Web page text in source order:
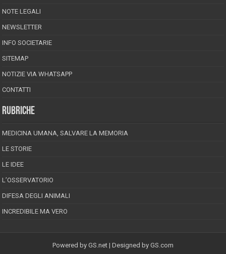
NOTE LEGALI
NEWSLETTER
INFO SOCIETARIE
SITEMAP
NOTIZIE VIA WHATSAPP
CONTATTI
RUBRICHE
MEDICINA UMANA, SALVARE LA MEMORIA
LE STORIE
LE IDEE
L’OSSERVATORIO
DIFESA DEGLI ANIMALI
INCREDIBILE MA VERO
Powered by GS.net | Designed by GS.com